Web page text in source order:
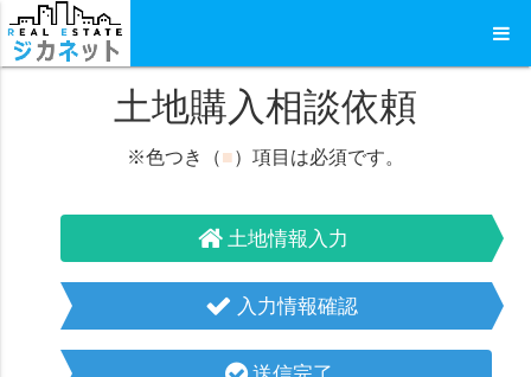
土地購入相談依頼
※色つき（■）項目は必須です。
土地情報入力
入力情報確認